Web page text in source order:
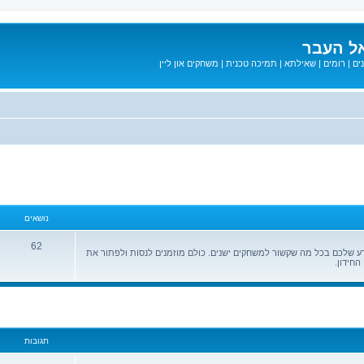
העבר
| רומים | שאילתא | תמיכה טכנית | משחקים און ליין
נושאים
שלכם בכל מה שקשור למשחקים ישנים. כולם מוזמנים לנסות ולפתור את
62
תגובות